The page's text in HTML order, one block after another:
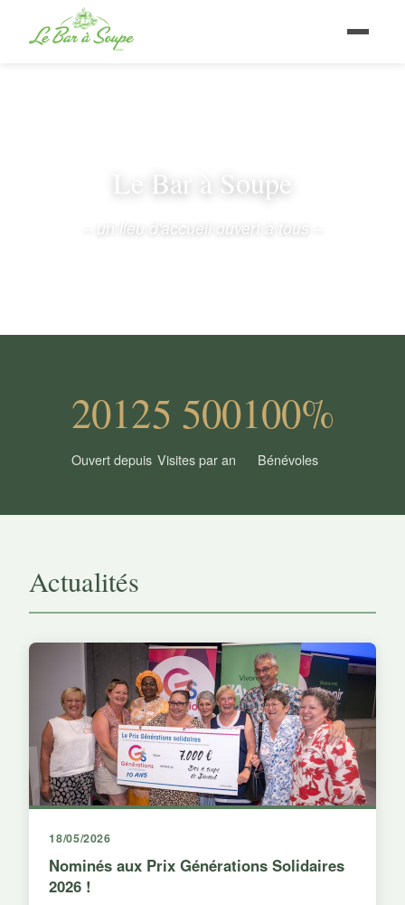
Le Bar à Soupe
– un lieu d'accueil ouvert à tous –
2012
Ouvert depuis
5 500
Visites par an
100%
Bénévoles
Actualités
18/05/2026
Nominés aux Prix Générations Solidaires
2026 !